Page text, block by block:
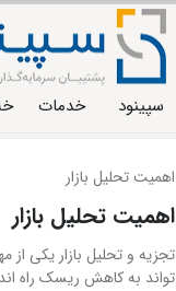
سپینود خدمات
اهمیت تحلیل بازار
اهمیت تحلیل بازار
تجزیه و تحلیل بازار یکی
تواند به کاهش ریسک راه